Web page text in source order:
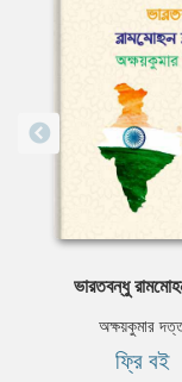
ভারতবন্ধু
অক্ষয়কুমার
ফ্রি বই